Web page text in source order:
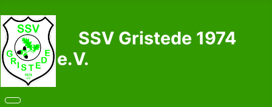
SSV Gristede 1974
e.V.